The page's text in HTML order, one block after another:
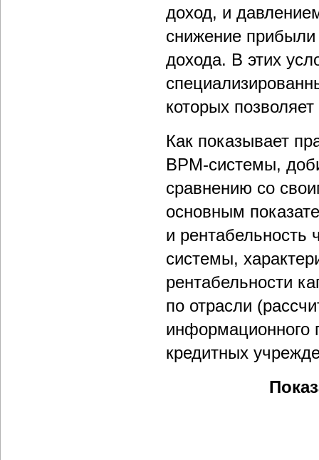
доход, и
снижение прибыли
дохода. В этих
которых
Как показывает
BPM-системы,
сравнению со
основным
и рентабельность
системы,
рентабельности
по отрасли
информационного
кредитных